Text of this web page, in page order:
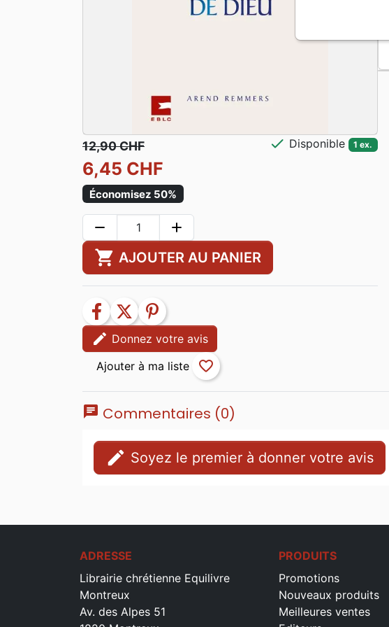
12,90 CHF
6,45 CHF
Économisez 50%
check Disponible 1 ex.
remove add
shopping_cart AJOUTER AU PANIER
facebook twitter
pinterest
edit Donnez votre avis
favorite_border
chat Commentaires (0)
edit Soyez le premier à donner votre avis
ADRESSE
Librairie chrétienne Equilivre
Montreux
Av. des Alpes 51
PRODUITS
Promotions
Nouveaux produits
Meilleures ventes